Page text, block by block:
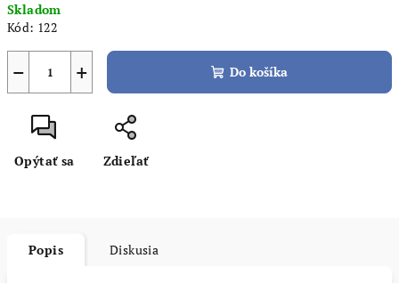
cena:
Skladom
Kód: 122
+
− Do košíka
Opýtať sa Zdieľať
Popis Diskusia